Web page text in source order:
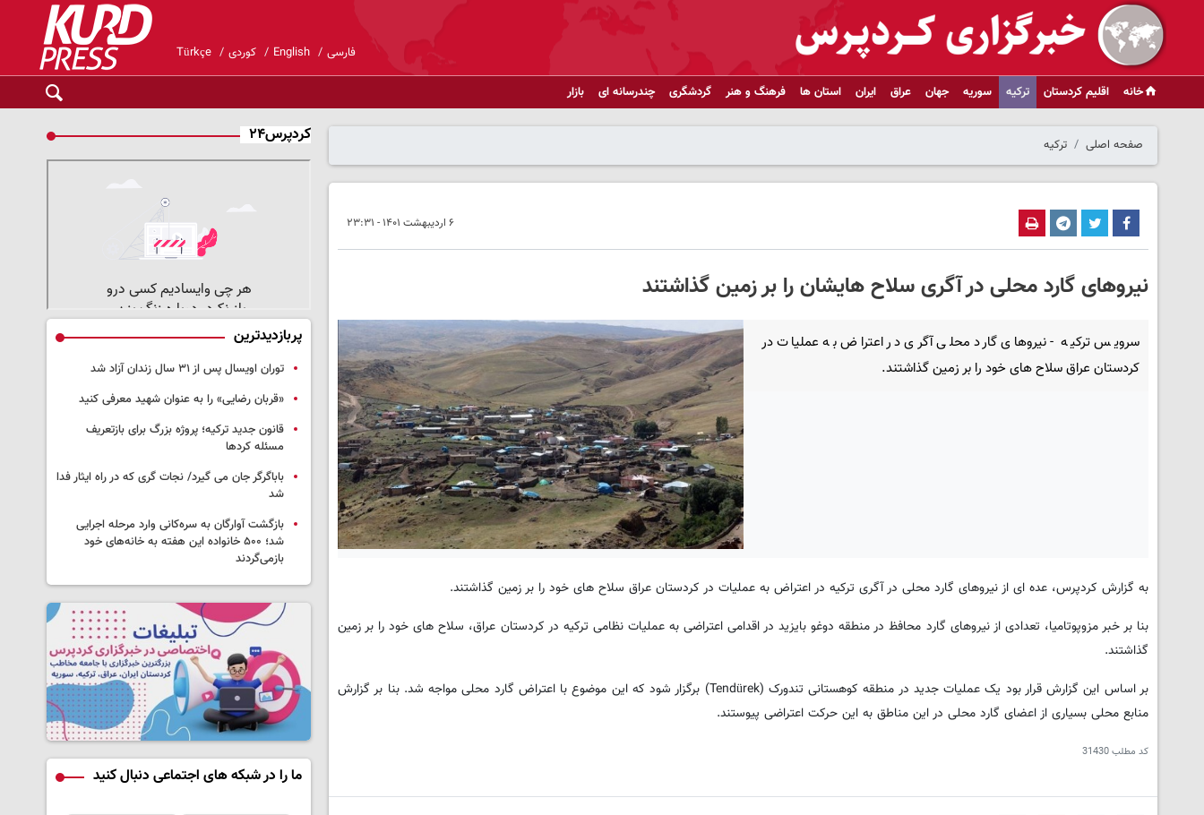
فارسی English کوردی Türkçe
خانه اقلیم کردستان ترکیه سوریه جهان عراق ایران استان ها فرهنگ و هنر گردشگری چندرسانه ای بازار
صفحه اصلی ترکیه
۶ اردیبهشت ۱۴۰۱ - ۲۳:۳۱
نیروهای گارد محلی در آگری سلاح هایشان را بر زمین گذاشتند
سرویس ترکیه - نیروهای گارد محلی آگری در اعتراض به عملیات در
کردستان عراق سلاح های خود را بر زمین گذاشتند.
به گزارش کردپرس، عده ای از نیروهای گارد محلی در آگری ترکیه در اعتراض به عملیات در کردستان عراق سلاح های خود را بر زمین گذاشتند.
بنا بر خبر مزوپوتامیا، تعدادی از نیروهای گارد محافظ در منطقه دوغو بایزید در اقدامی اعتراضی به عملیات نظامی ترکیه در کردستان عراق، سلاح های خود را بر زمین
گذاشتند.
بر اساس این گزارش قرار بود یک عملیات جدید در منطقه کوهستانی تندورک (Tendürek) برگزار شود که این موضوع با اعتراض گارد محلی مواجه شد. بنا بر گزارش
منابع محلی بسیاری از اعضای گارد محلی در این مناطق به این حرکت اعتراضی پیوستند.
کد مطلب31430
کردپرس۲۴
پربازدیدترین
توران اویسال پس از ۳۱ سال زندان آزاد شد
«قربان رضایی» را به عنوان شهید معرفی کنید
قانون جدید ترکیه؛ پروژه بزرگ‌ برای بازتعریف
مسئله کردها
باباگرگر جان می گیرد/ نجات گری که در راه ایثار فدا
شد
بازگشت آوارگان به سره‌کانی وارد مرحله اجرایی
شد؛ ۵۰۰ خانواده این هفته به خانه‌های خود
بازمی‌گردند
ما را در شبکه های اجتماعی دنبال کنید